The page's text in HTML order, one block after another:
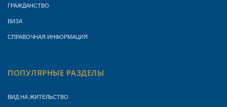
ГРАЖДАНСТВО
ВИЗА
СПРАВОЧНАЯ ИНФОРМАЦИЯ
ПОПУЛЯРНЫЕ РАЗДЕЛЫ
ВИД НА ЖИТЕЛЬСТВО